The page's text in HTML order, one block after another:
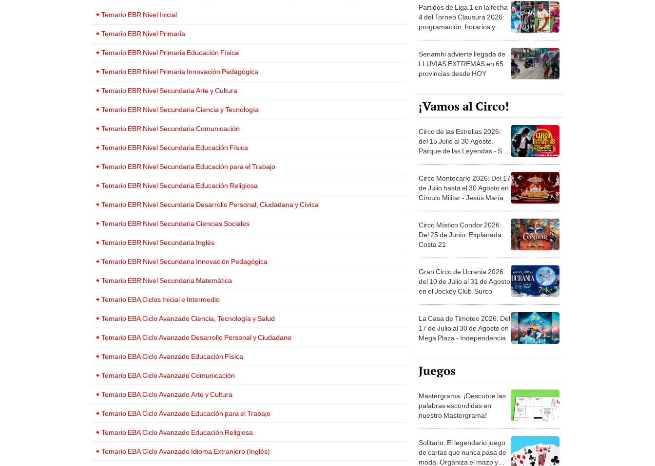
Temario EBR Nivel Inicial
Temario EBR Nivel Primaria
Temario EBR Nivel Primaria Educación Física
Temario EBR Nivel Primaria Innovación Pedagógica
Temario EBR Nivel Secundaria Arte y Cultura
Temario EBR Nivel Secundaria Ciencia y Tecnología
Temario EBR Nivel Secundaria Comunicación
Temario EBR Nivel Secundaria Educación Física
Temario EBR Nivel Secundaria Educación para el Trabajo
Temario EBR Nivel Secundaria Educación Religiosa
Temario EBR Nivel Secundaria Desarrollo Personal, Ciudadana y Cívica
Temario EBR Nivel Secundaria Ciencias Sociales
Temario EBR Nivel Secundaria Inglés
Temario EBR Nivel Secundaria Innovación Pedagógica
Temario EBR Nivel Secundaria Matemática
Temario EBA Ciclos Inicial e Intermedio
Temario EBA Ciclo Avanzado Ciencia, Tecnología y Salud
Temario EBA Ciclo Avanzado Desarrollo Personal y Ciudadano
Temario EBA Ciclo Avanzado Educación Física
Temario EBA Ciclo Avanzado Comunicación
Temario EBA Ciclo Avanzado Arte y Cultura
Temario EBA Ciclo Avanzado Educación para el Trabajo
Temario EBA Ciclo Avanzado Educación Religiosa
Temario EBA Ciclo Avanzado Idioma Extranjero (Inglés)
Partidos de Liga 1 en la fecha
4 del Torneo Clausura 2026:
programación, horarios y
Senamhi advierte llegada de
LLUVIAS EXTREMAS en 65
provincias desde HOY
¡Vamos al Circo!
Circo de las Estrellas 2026:
del 15 Julio al 30 Agosto.
Parque de las Leyendas - San
Circo Montecarlo 2026: Del 17
de Julio hasta el 30 Agosto en
Círculo Militar - Jesús María
Circo Místico Condor 2026:
Del 25 de Junio. Explanada
Costa 21
Gran Circo de Ucrania 2026:
del 10 de Julio al 31 de Agosto
en el Jockey Club-Surco
La Casa de Timoteo 2026: Del
17 de Julio al 30 de Agosto en
Mega Plaza - Independencia
Juegos
Mastergrama: ¡Descubre las
palabras escondidas en
nuestro Mastergrama!
Solitario: El legendario juego
de cartas que nunca pasa de
moda. Organiza el mazo y